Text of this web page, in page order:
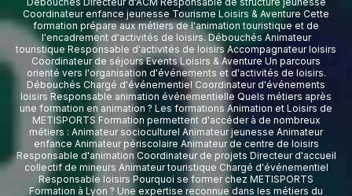
Coordinateur enfance jeunesse Tourisme Loisirs & Aventure Cette
formation prépare aux métiers de l'animation touristique et de
l'encadrement d'activités de loisirs. Débouchés Animateur
touristique Responsable d'activités de loisirs Accompagnateur loisirs
Coordinateur de séjours Events Loisirs & Aventure Un parcours
orienté vers l'organisation d'événements et d'activités de loisirs.
Débouchés Chargé d'événementiel Coordinateur d'événements
loisirs Responsable animation événementielle Quels métiers après
une formation en animation ? Les formations Animation et Loisirs de
METISPORTS Formation permettent d'accéder à de nombreux
métiers : Animateur socioculturel Animateur jeunesse Animateur
enfance Animateur périscolaire Animateur de centre de loisirs
Responsable d'animation Coordinateur de projets Directeur d'accueil
collectif de mineurs Animateur touristique Chargé d'événementiel
Responsable loisirs Pourquoi se former chez METISPORTS
Formation à Lyon ? Une expertise reconnue dans les métiers du